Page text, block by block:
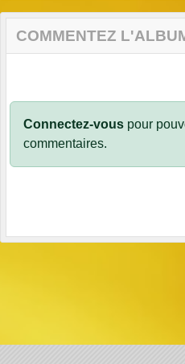
COMMENTEZ
Connectez-vous pour
commentaires.